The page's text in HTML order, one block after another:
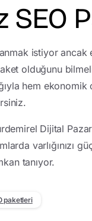
SEO
istiyor ancak
olduğunu
hem
Dijital
varlığınızı
tanıyor.
paketleri